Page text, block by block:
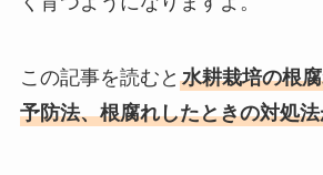
この記事を読むと 水耕栽培の根
予防法、根腐れしたときの対処